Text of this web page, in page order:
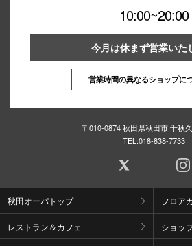
10:00~20:00
今月は休まず営業いた
営業時間の異なるショップに
〒010-0874 秋田県秋田市 千秋
TEL:018-838-7733
秋田オーパトップ フロア
レストラン＆カフェ ショッ